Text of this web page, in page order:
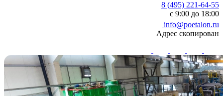
8 (495) 221-64-55
с 9:00 до 18:00
info@poetalon.ru
Адрес скопирован